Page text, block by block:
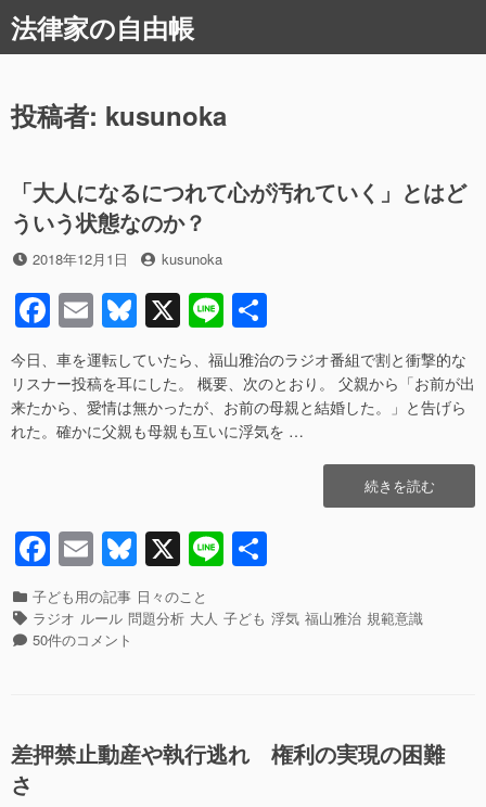
ン
テ
ツ
へ
法律家の自由帳
投稿者: kusunoka
「大人になるにつれて心が汚れていく」とはど
ういう状態なのか？
投
日
2018年12月1日
投
者
kusunoka
F
a
c
e
b
o
k
E
m
ail
Bl
u
e
sk
y
X Li
n
e
有
今日、車を運転していたら、福山雅治のラジオ番組で割と衝撃的な
リスナー投稿を耳にした。 概要、次のとおり。 父親から「お前が出
来たから、愛情は無かったが、お前の母親と結婚した。」と告げら
れた。確かに父親も母親も互いに浮気を …
“「大
人
つ
れ
て
続きを読む
F
a
c
e
o
E
m
ail
Bl
u
e
X Li
n
e
カ
テ
ゴ
子ども用の記事 日々のこと
タ
グ
ラジオ ルール 問題分析 大人 子ども 浮気 福山雅治 規範意識
「大
に
つ
50件のコメント
差押禁止動産や執行逃れ 権利の実現の困難
さ